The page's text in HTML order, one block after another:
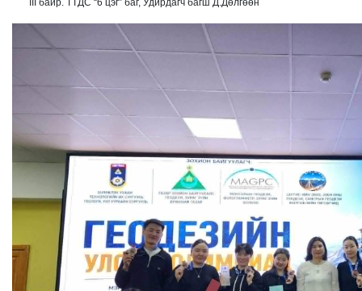
III байр. ТТДС “6 цэг” баг, Удирдагч багш Д.Дөлгөөн